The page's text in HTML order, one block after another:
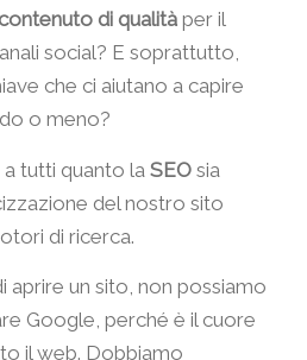
contenuto di qualitàper il
social? E soprattutto,
che ci aiutano a capire
o meno?
tutti quanto la SEOsia
del nostro sito
di ricerca.
aprire un sito, non possiamo
Google, perché è il cuore
il web. Dobbiamo